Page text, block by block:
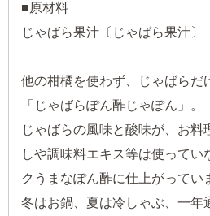
■原材料
じゃばら果汁〔じゃばら果汁〕
他の柑橘を使わず、じゃばらだ
「じゃばらぽん酢じゃぽん」。
じゃばらの風味と酸味が、お料
しや調味料エキス等は使ってい
クうまなぽん酢に仕上がってい
冬はお鍋、夏は冷しゃぶ、一年